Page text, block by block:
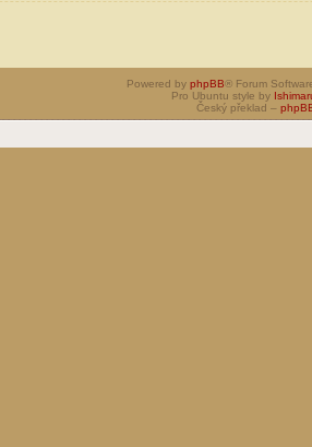
Powered by phpBB® Forum
Pro Ubuntu style by
Český překlad –